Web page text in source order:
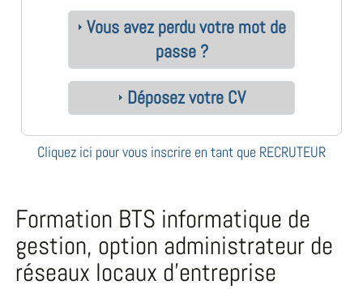
Vous avez perdu votre mot de
passe ?
Déposez votre CV
Cliquez ici pour vous inscrire en tant que RECRUTEUR
Formation BTS informatique de
gestion, option administrateur de
réseaux locaux d'entreprise